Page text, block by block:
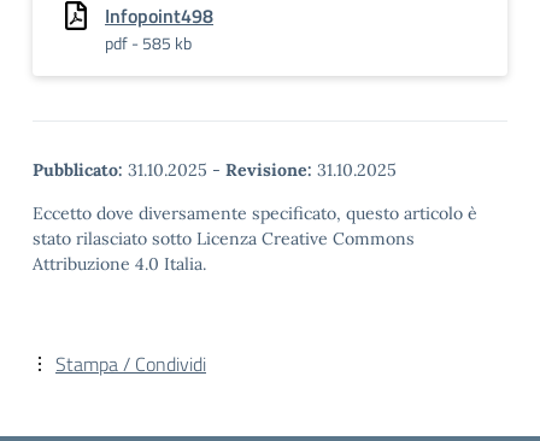
Infopoint498
pdf - 585 kb
Pubblicato: 31.10.2025 - Revisione: 31.10.2025
Eccetto dove diversamente specificato, questo articolo è
stato rilasciato sotto Licenza Creative Commons
Attribuzione 4.0 Italia.
Stampa / Condividi